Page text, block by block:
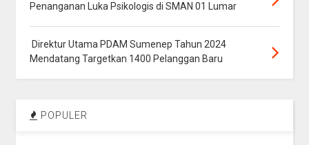
Penanganan Luka Psikologis di SMAN 01 Lumar
Direktur Utama PDAM Sumenep Tahun 2024
Mendatang Targetkan 1400 Pelanggan Baru
POPULER